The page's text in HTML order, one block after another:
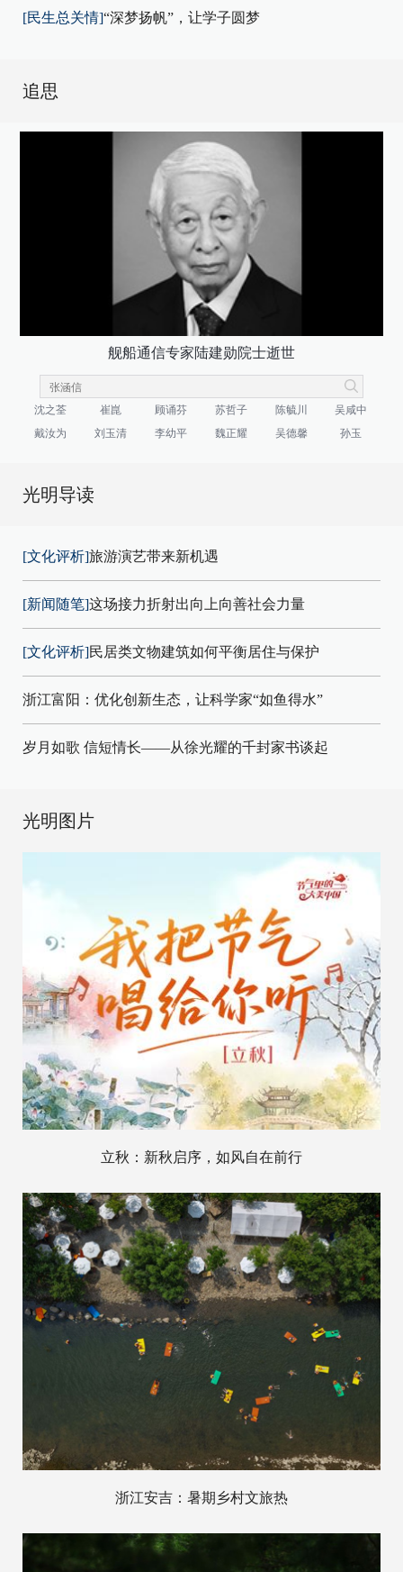
[民生总关情]“深梦扬帆”，让学子圆梦
追思
舰船通信专家陆建勋院士逝世
沈之荃 崔崑 顾诵芬 苏哲子 陈毓川
吴咸中
戴汝为
刘玉清 李幼平 魏正耀 吴德馨 孙玉
光明导读
[文化评析]旅游演艺带来新机遇
[新闻随笔]这场接力折射出向上向善社会力量
[文化评析]民居类文物建筑如何平衡居住与保护
浙江富阳：优化创新生态，让科学家“如鱼得水”
岁月如歌 信短情长——从徐光耀的千封家书谈起
光明图片
立秋：新秋启序，如风自在前行
浙江安吉：暑期乡村文旅热